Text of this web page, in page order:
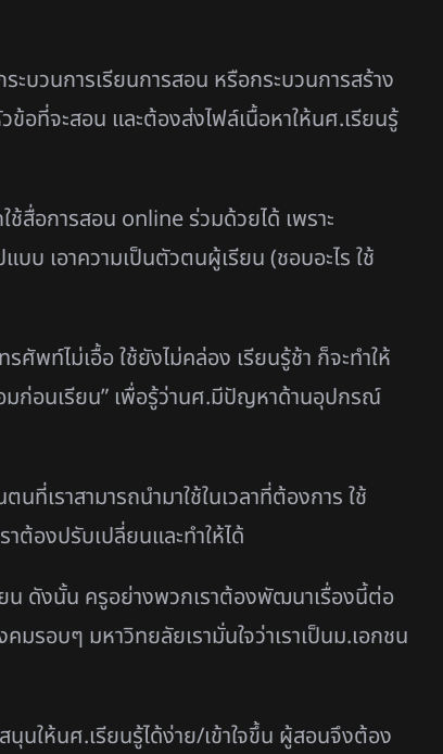
บวนการเรียนการสอน หรือกระบวนการสร้าง
ข้อที่จะสอน และต้องส่งไฟล์เนื้อหาให้นศ.เรียนรู้
สื่อการสอน online ร่วมด้วยได้ เพราะ
บ เอาความเป็นตัวตนผู้เรียน (ชอบอะไร ใช้
พท์ไม่เอื้อ ใช้ยังไม่คล่อง เรียนรู้ช้า ก็จะทำให้
มก่อนเรียน” เพื่อรู้ว่านศ.มีปัญหาด้านอุปกรณ์
ที่เราสามารถนำมาใช้ในเวลาที่ต้องการ ใช้
ต้องปรับเปลี่ยนและทำให้ได้
น ดังนั้น ครูอย่างพวกเราต้องพัฒนาเรื่องนี้ต่อ
รอบๆ มหาวิทยลัยเรามั่นใจว่าเราเป็นม.เอกชน
นให้นศ.เรียนรู้ได้ง่าย/เข้าใจขึ้น ผู้สอนจึงต้อง